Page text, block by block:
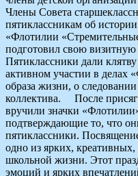
Члены Совета
пятиклассникам об
«Флотилии
подготовил свою визитную
Пятиклассники дали
активном участии в делах
образа жизни, о
коллектива. После
вручили значки
подтверждающие то, что
пятиклассники.
одно из ярких,
школьной жизни. Этот
эмоций и ярких